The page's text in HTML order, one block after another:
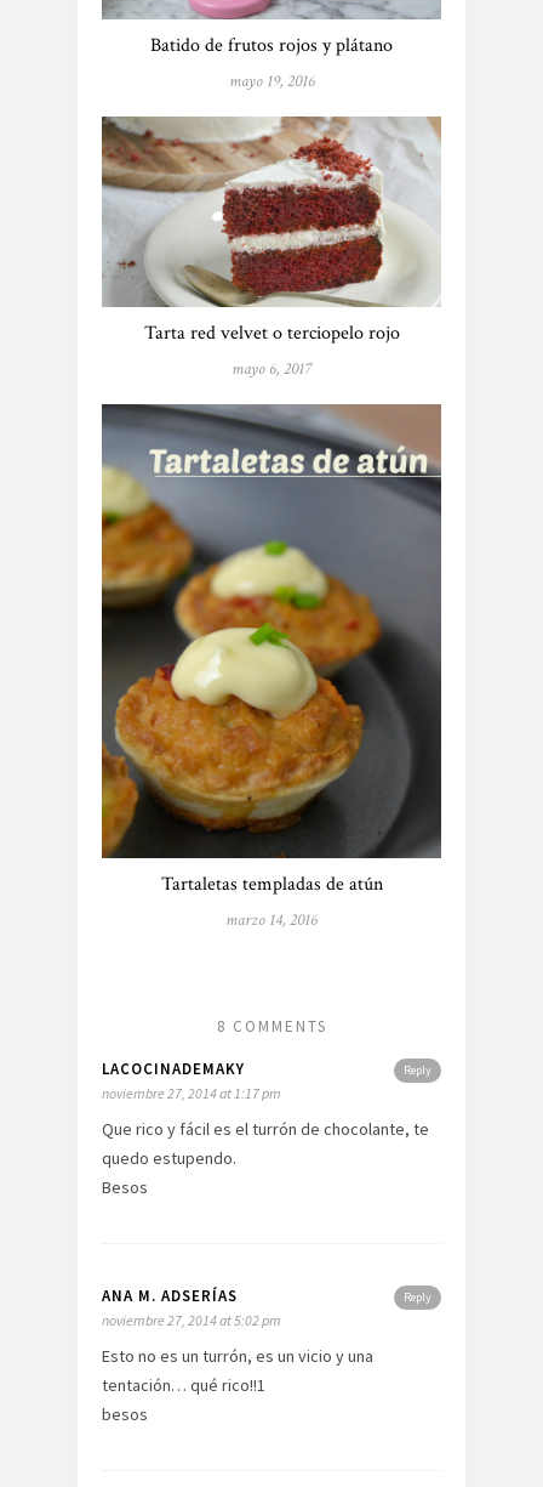
Batido de frutos rojos y plátano
mayo 19, 2016
Tarta red velvet o terciopelo rojo
mayo 6, 2017
Tartaletas templadas de atún
marzo 14, 2016
8 COMMENTS
Reply
LACOCINADEMAKY
noviembre 27, 2014 at 1:17 pm
Que rico y fácil es el turrón de chocolante, te
quedo estupendo.
Besos
Reply
ANA M. ADSERÍAS
noviembre 27, 2014 at 5:02 pm
Esto no es un turrón, es un vicio y una
tentación… qué rico!!1
besos